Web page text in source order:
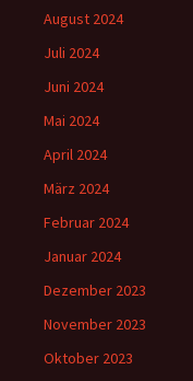
August 2024
Juli 2024
Juni 2024
Mai 2024
April 2024
März 2024
Februar 2024
Januar 2024
Dezember 2023
November 2023
Oktober 2023